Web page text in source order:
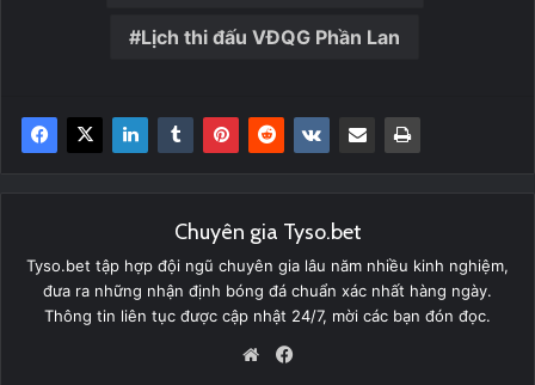
Lịch thi đấu VĐQG Phần Lan
Chuyên gia Tyso.bet
Tyso.bet tập hợp đội ngũ chuyên gia lâu năm nhiều kinh nghiệm,
đưa ra những nhận định bóng đá chuẩn xác nhất hàng ngày.
Thông tin liên tục được cập nhật 24/7, mời các bạn đón đọc.
Website